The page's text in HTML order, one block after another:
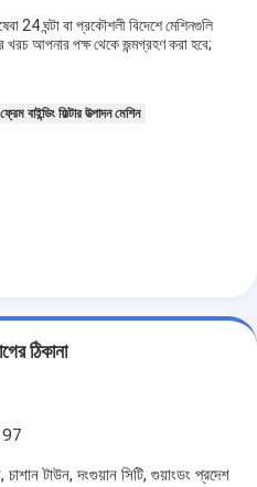
24 ঘন্টা বা প্রকৌশলী বিদেশে মেশিনগুলি
আপনার পক্ষ থেকে জন্মগ্রহণ করা হবে;
বাইন্ডিং ফিল্টার উত্পাদন মেশিন
ঠিকানা
টাউন, দংগুয়ান সিটি, গুয়াংডং প্রদেশ